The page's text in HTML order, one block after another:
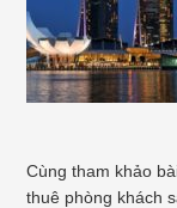
Cùng tham khảo
thuê phòng khách